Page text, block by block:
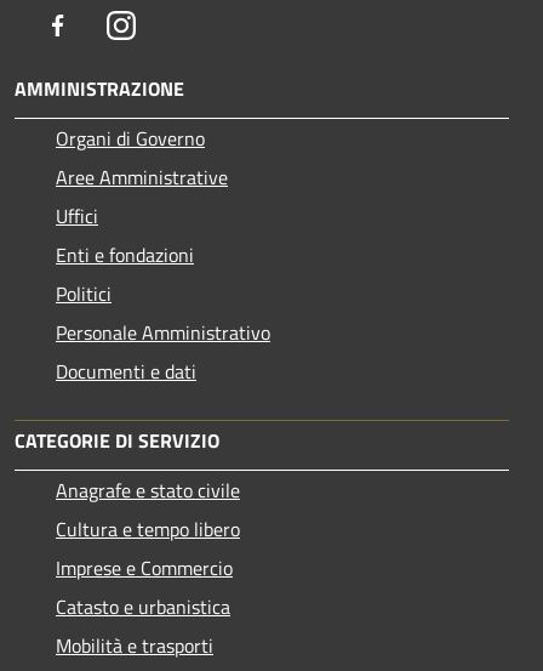
FacebookInstagram
AMMINISTRAZIONE
Organi di Governo
Aree Amministrative
Uffici
Enti e fondazioni
Politici
Personale Amministrativo
Documenti e dati
CATEGORIE DI SERVIZIO
Anagrafe e stato civile
Cultura e tempo libero
Imprese e Commercio
Catasto e urbanistica
Mobilità e trasporti